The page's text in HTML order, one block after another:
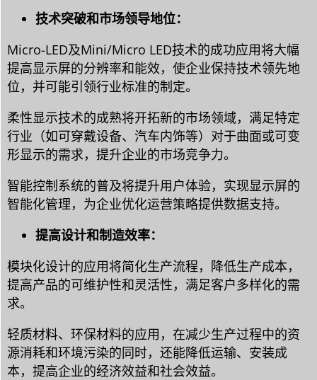
技术突破和市场领导地位：
Micro-LED及Mini/Micro LED技术的成功应用将大幅
提高显示屏的分辨率和能效，使企业保持技术领先地
位，并可能引领行业标准的制定。
柔性显示技术的成熟将开拓新的市场领域，满足特定
行业（如可穿戴设备、汽车内饰等）对于曲面或可变
形显示的需求，提升企业的市场竞争力。
智能控制系统的普及将提升用户体验，实现显示屏的
智能化管理，为企业优化运营策略提供数据支持。
提高设计和制造效率：
模块化设计的应用将简化生产流程，降低生产成本，
提高产品的可维护性和灵活性，满足客户多样化的需
求。
轻质材料、环保材料的应用，在减少生产过程中的资
源消耗和环境污染的同时，还能降低运输、安装成
本，提高企业的经济效益和社会效益。